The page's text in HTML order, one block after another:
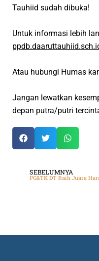
Tauhiid sudah dibuka!
Untuk informasi lebih
Atau hubungi Humas
Jangan lewatkan
depan putra/putri
SEBELUMNYA